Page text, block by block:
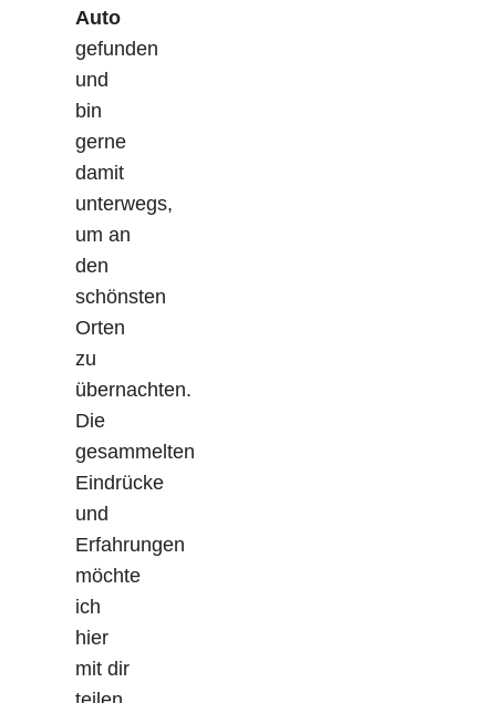
Auto
gefunden
und
bin
gerne
damit
unterwegs,
um an
den
schönsten
Orten
zu
übernachten.
Die
gesammelten
Eindrücke
und
Erfahrungen
möchte
ich
hier
mit dir